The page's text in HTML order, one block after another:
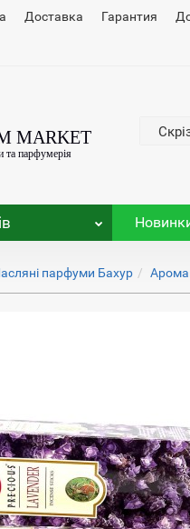
Доставка Гарантия
парфуми Бахур